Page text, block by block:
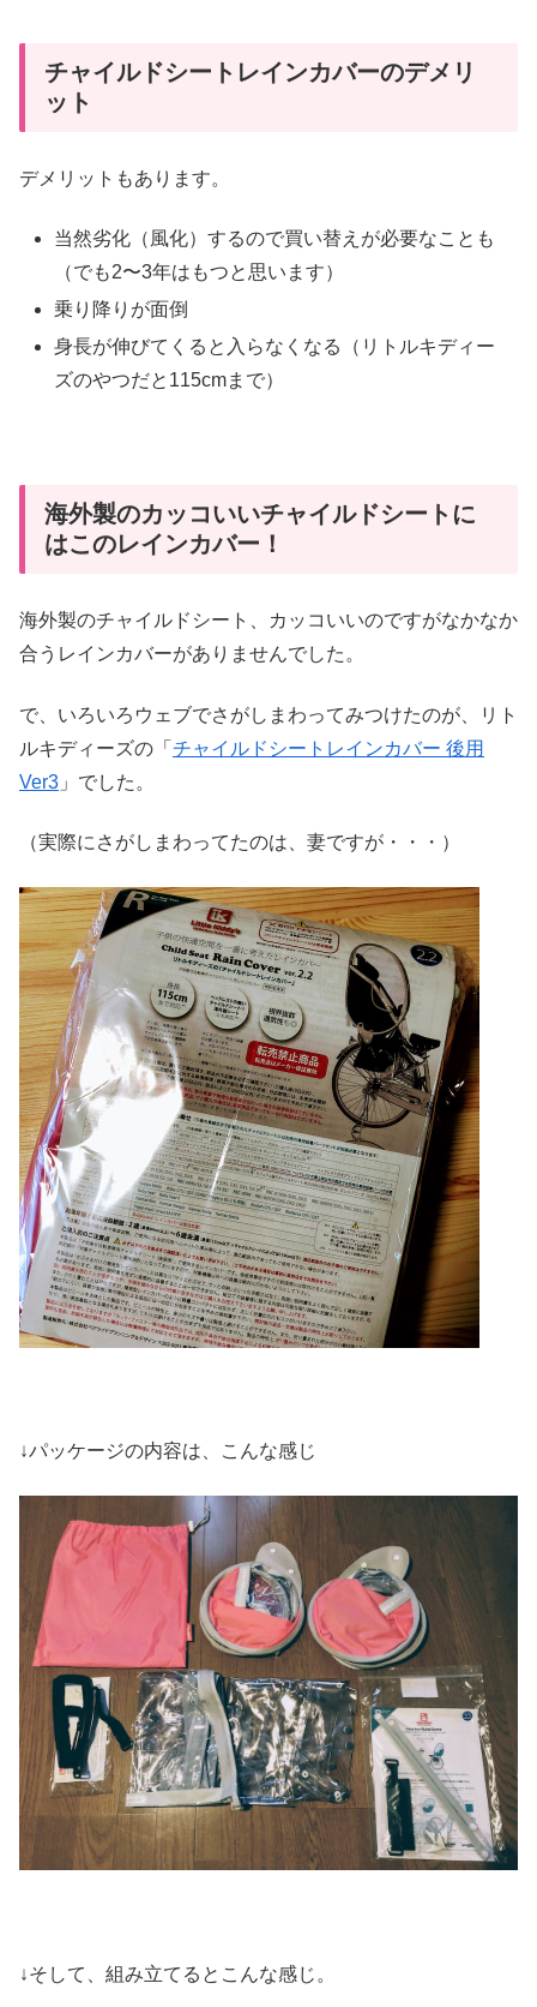
チャイルドシートレインカバーのデメリ
ット
デメリットもあります。
当然劣化（風化）するので買い替えが必要なことも
（でも2〜3年はもつと思います）
乗り降りが面倒
身長が伸びてくると入らなくなる（リトルキディー
ズのやつだと115cmまで）
海外製のカッコいいチャイルドシートに
はこのレインカバー！
海外製のチャイルドシート、カッコいいのですがなかなか
合うレインカバーがありませんでした。
で、いろいろウェブでさがしまわってみつけたのが、リト
ルキディーズの「 チャイルドシートレインカバー 後用
Ver3 」でした。
（実際にさがしまわってたのは、妻ですが・・・）
↓パッケージの内容は、こんな感じ
↓そして、組み立てるとこんな感じ。